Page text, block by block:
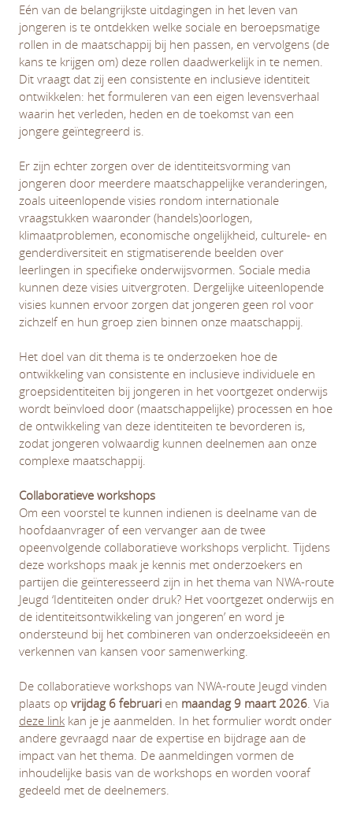
Eén van de belangrijkste uitdagingen in het leven van
jongeren is te ontdekken welke sociale en beroepsmatige
rollen in de maatschappij bij hen passen, en vervolgens (de
kans te krijgen om) deze rollen daadwerkelijk in te nemen.
Dit vraagt dat zij een consistente en inclusieve identiteit
ontwikkelen: het formuleren van een eigen levensverhaal
waarin het verleden, heden en de toekomst van een
jongere geïntegreerd is.
Er zijn echter zorgen over de identiteitsvorming van
jongeren door meerdere maatschappelijke veranderingen,
zoals uiteenlopende visies rondom internationale
vraagstukken waaronder (handels)oorlogen,
klimaatproblemen, economische ongelijkheid, culturele- en
genderdiversiteit en stigmatiserende beelden over
leerlingen in specifieke onderwijsvormen. Sociale media
kunnen deze visies uitvergroten. Dergelijke uiteenlopende
visies kunnen ervoor zorgen dat jongeren geen rol voor
zichzelf en hun groep zien binnen onze maatschappij.
Het doel van dit thema is te onderzoeken hoe de
ontwikkeling van consistente en inclusieve individuele en
groepsidentiteiten bij jongeren in het voortgezet onderwijs
wordt beïnvloed door (maatschappelijke) processen en hoe
de ontwikkeling van deze identiteiten te bevorderen is,
zodat jongeren volwaardig kunnen deelnemen aan onze
complexe maatschappij.
Collaboratieve workshops
Om een voorstel te kunnen indienen is deelname van de
hoofdaanvrager of een vervanger aan de twee
opeenvolgende collaboratieve workshops verplicht. Tijdens
deze workshops maak je kennis met onderzoekers en
partijen die geïnteresseerd zijn in het thema van NWA-route
Jeugd ‘Identiteiten onder druk? Het voortgezet onderwijs en
de identiteitsontwikkeling van jongeren’ en word je
ondersteund bij het combineren van onderzoeksideeën en
verkennen van kansen voor samenwerking.
De collaboratieve workshops van NWA-route Jeugd vinden
plaats op vrijdag 6 februari en maandag 9 maart 2026 . Via
deze link kan je je aanmelden. In het formulier wordt onder
andere gevraagd naar de expertise en bijdrage aan de
impact van het thema. De aanmeldingen vormen de
inhoudelijke basis van de workshops en worden vooraf
gedeeld met de deelnemers.